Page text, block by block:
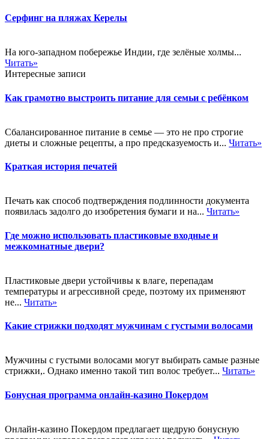
Серфинг на пляжах Керелы
На юго-западном побережье Индии, где зелёные холмы...
Читать»
Интересные записи
Как грамотно выстроить питание для семьи с ребёнком
Сбалансированное питание в семье — это не про строгие
диеты и сложные рецепты, а про предсказуемость и... Читать»
Краткая история печатей
Печать как способ подтверждения подлинности документа
появилась задолго до изобретения бумаги и на... Читать»
Где можно использовать пластиковые входные и
межкомнатные двери?
Пластиковые двери устойчивы к влаге, перепадам
температуры и агрессивной среде, поэтому их применяют
не... Читать»
Какие стрижки подходят мужчинам с густыми волосами
Мужчины с густыми волосами могут выбирать самые разные
стрижки,. Однако именно такой тип волос требует... Читать»
Бонусная программа онлайн-казино Покердом
Онлайн-казино Покердом предлагает щедрую бонусную